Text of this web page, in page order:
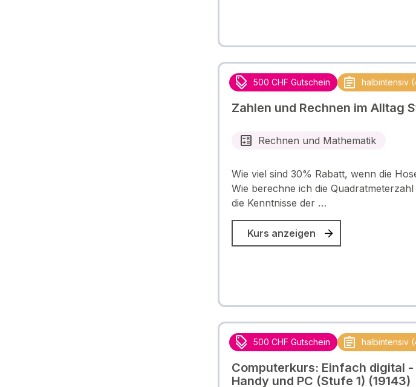
500 CHF Gutschein halbintensiv
Zahlen und Rechnen im Alltag
Rechnen und Mathematik
Wie viel sind 30% Rabatt, wenn die
Wie berechne ich die
die Kenntnisse der …
Kurs anzeigen
500 CHF Gutschein halbintensiv
Computerkurs: Einfach digital
Handy und PC (Stufe 1) (19143)